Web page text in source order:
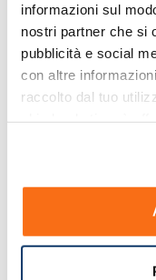
informazioni sul
nostri partner che si
pubblicità e social
con altre
raccolto dal tuo